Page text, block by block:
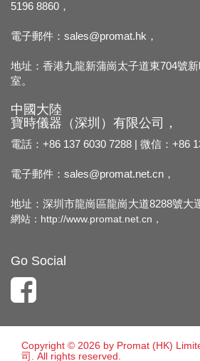
5196 8860，
電子郵件： sales@promat.hk，
地址：香港九龍新蒲崗太子道東704號
室。
中國大陸
寶時儀器（深圳）有限公司，
電話：+86 137 6030 7288 | 微信：+86
電子郵件： sales@promat.net.cn，
地址：深圳市龍崗區龍崗大道8288號大
網站： http://www.promat.net.cn，
Go Social
Copyright © 2026 by Promat (HK)
司. All rights reserved.